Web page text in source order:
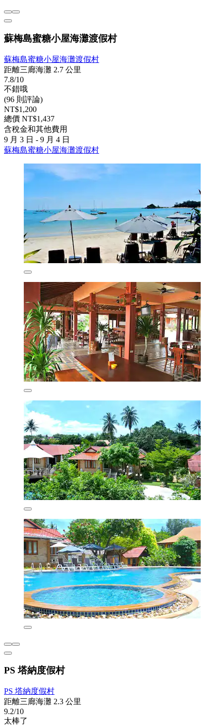
蘇梅島蜜糖小屋海灘渡假村
蘇梅島蜜糖小屋海灘渡假村
距離三廊海灘 2.7 公里
7.8/10
不錯哦
(96 則評論)
NT$1,200
總價 NT$1,437
含稅金和其他費用
9 月 3 日 - 9 月 4 日
蘇梅島蜜糖小屋海灘渡假村
PS 塔納度假村
PS 塔納度假村
距離三廊海灘 2.3 公里
9.2/10
太棒了